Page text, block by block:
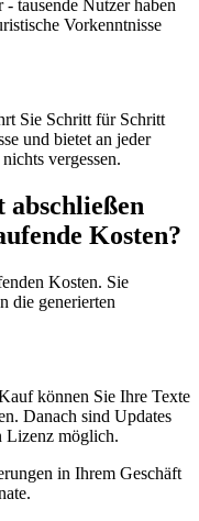
tausende Nutzer haben
Vorkenntnisse
Sie Schritt für Schritt
und bietet an jeder
vergessen.
abschließen
Kosten?
Kosten. Sie
die generierten
können Sie Ihre Texte
Danach sind Updates
Lizenz möglich.
in Ihrem Geschäft